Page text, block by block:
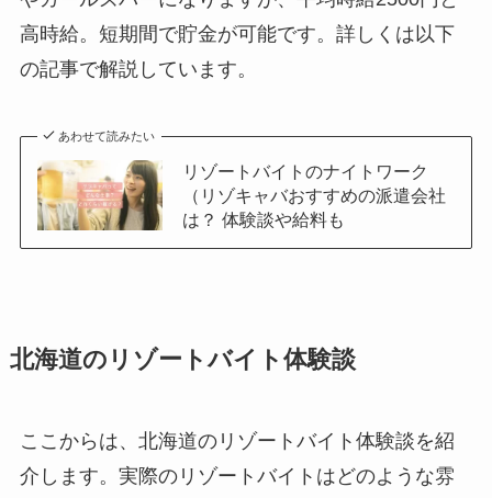
高時給。短期間で貯金が可能です。詳しくは以下
の記事で解説しています。
あわせて読みたい
リゾートバイトのナイトワーク
（リゾキャバおすすめの派遣会社
は？ 体験談や給料も
北海道のリゾートバイト体験談
ここからは、北海道のリゾートバイト体験談を紹
介します。実際のリゾートバイトはどのような雰